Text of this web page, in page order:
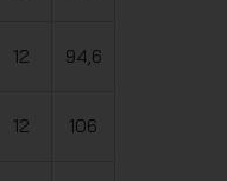
12 94,6
12 106